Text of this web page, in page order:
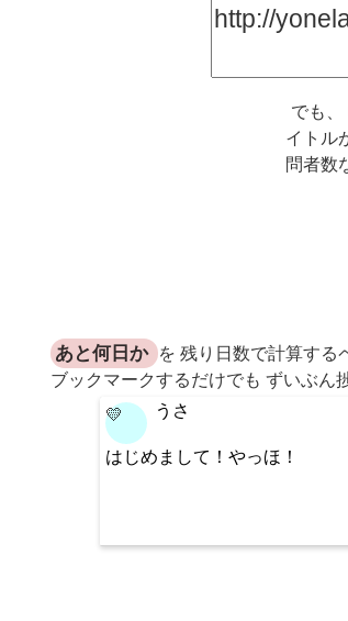
でも、
イトル
問者数
あと何日か を 残り日数で計算する
ブックマークするだけでも ずいぶん
💛
うさ
はじめまして！やっほ！